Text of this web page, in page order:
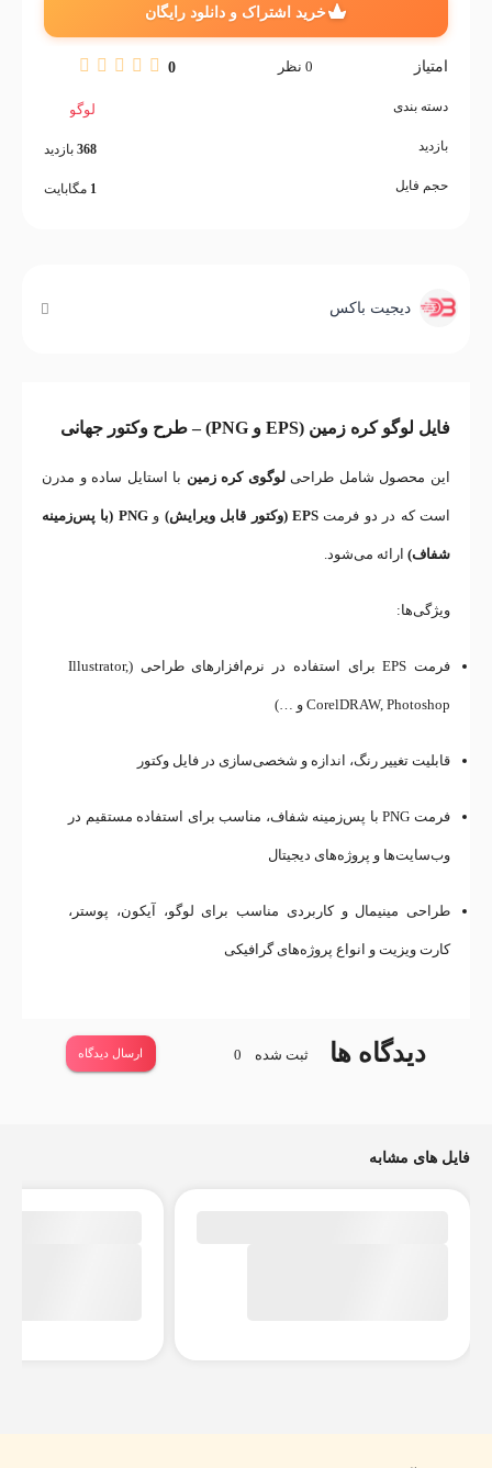
خرید اشتراک و دانلود رایگان
امتیاز 0 نظر 0
دسته بندی
بازدید
حجم فایل
لوگو
368 بازدید
1 مگابایت
دیجیت باکس
فایل لوگو کره زمین (EPS و PNG) – طرح وکتور جهانی
این محصول شامل طراحیلوگوی کره زمین با استایل ساده و مدرن
است که در دو فرمتEPS (وکتور قابل ویرایش) و PNG (با پس‌زمینه
شفاف) ارائه می‌شود.
ویژگی‌ها:
فرمت EPS برای استفاده در نرم‌افزارهای طراحی (Illustrator,
CorelDRAW, Photoshop و …)
قابلیت تغییر رنگ، اندازه و شخصی‌سازی در فایل وکتور
فرمت PNG با پس‌زمینه شفاف، مناسب برای استفاده مستقیم در
وب‌سایت‌ها و پروژه‌های دیجیتال
طراحی مینیمال و کاربردی مناسب برای لوگو، آیکون، پوستر،
کارت ویزیت و انواع پروژه‌های گرافیکی
دیدگاه ها ثبت شده 0 ارسال دیدگاه
فایل های مشابه